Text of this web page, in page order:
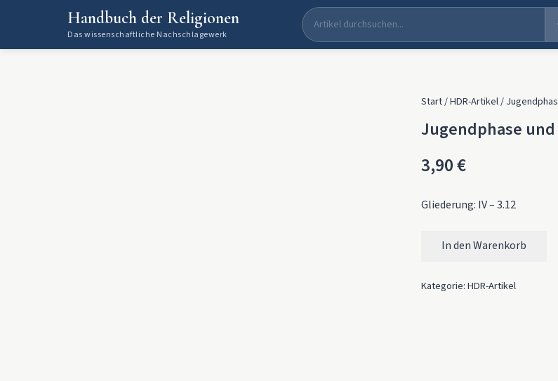
Handbuch der Religionen
Das wissenschaftliche Nachschlagewerk
Start/HDR-Artikel/
Jugendphase
3,90€
Gliederung: IV – 3.12
Jugendphase und
In den Warenkorb
Kategorie:HDR-Artikel